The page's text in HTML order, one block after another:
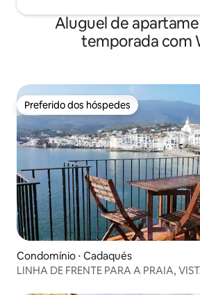
Aluguel de
temporada com
Preferido dos hóspedes
Preferido dos hóspedes
Condomínio ⋅ Cadaqués
LINHA DE FRENTE PARA A PRAIA,